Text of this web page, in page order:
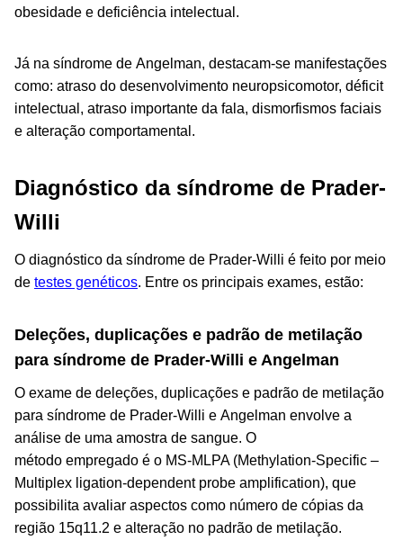
obesidade e deficiência intelectual.
Já na síndrome de Angelman, destacam-se manifestações
como: atraso do desenvolvimento neuropsicomotor, déficit
intelectual, atraso importante da fala, dismorfismos faciais
e alteração comportamental.
Diagnóstico da síndrome de Prader-
Willi
O diagnóstico da síndrome de Prader-Willi é feito por meio
de testes genéticos. Entre os principais exames, estão:
Deleções, duplicações e padrão de metilação
para síndrome de Prader-Willi e Angelman
O exame de deleções, duplicações e padrão de metilação
para síndrome de Prader-Willi e Angelman envolve a
análise de uma amostra de sangue. O
método empregado é o MS-MLPA (Methylation-Specific –
Multiplex ligation-dependent probe amplification), que
possibilita avaliar aspectos como número de cópias da
região 15q11.2 e alteração no padrão de metilação.